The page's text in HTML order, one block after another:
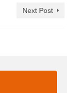
Next Post